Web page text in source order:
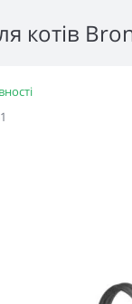
котів